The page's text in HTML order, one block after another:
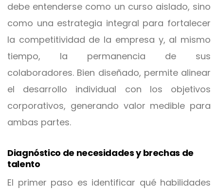
debe entenderse como un curso aislado, sino
como una estrategia integral para fortalecer
la competitividad de la empresa y, al mismo
tiempo, la permanencia de sus
colaboradores. Bien diseñado, permite alinear
el desarrollo individual con los objetivos
corporativos, generando valor medible para
ambas partes.
Diagnóstico de necesidades y brechas de
talento
El primer paso es identificar qué habilidades